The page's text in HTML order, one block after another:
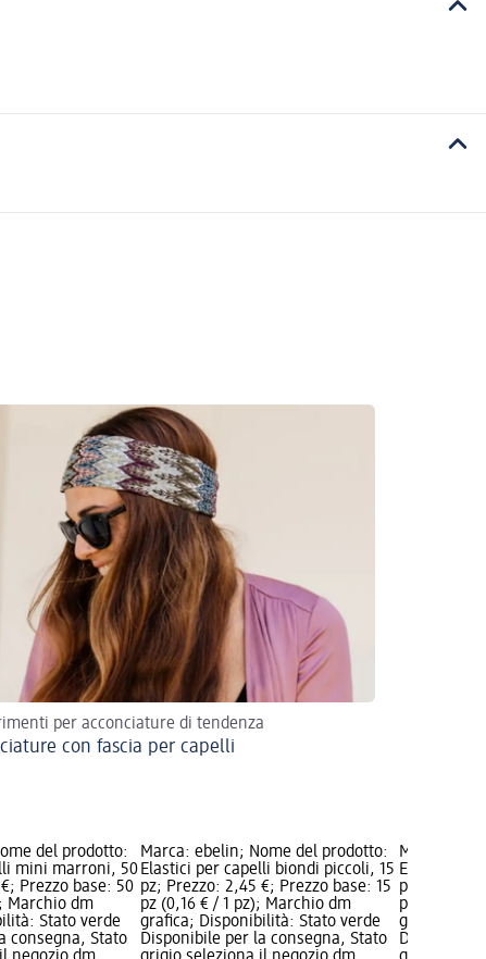
per acconciature di tendenza
con fascia per capelli
del prodotto:
mini marroni, 50
Prezzo base: 50
Marchio dm
Stato verde
consegna, Stato
Marca: ebelin; Nome del prodotto:
Elastici per capelli biondi piccoli, 15
pz; Prezzo: 2,45 €; Prezzo base: 15
pz (0,16 € / 1 pz); Marchio dm
grafica; Disponibilità: Stato verde
Disponibile per la consegna, Stato
Marca:
Elastici per
pz; Prezzo:
pz (0,14 € /
grafica;
Disponibile